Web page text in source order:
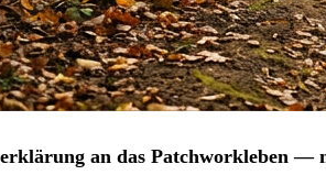
an das Patchworkleben